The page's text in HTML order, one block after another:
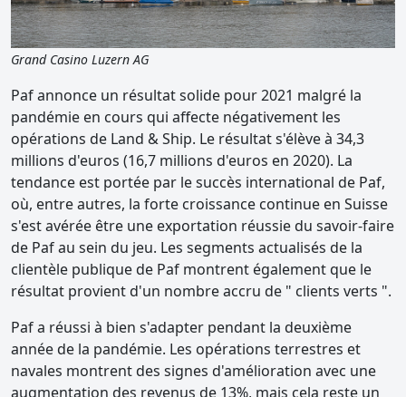
Grand Casino Luzern AG
Paf annonce un résultat solide pour 2021 malgré la
pandémie en cours qui affecte négativement les
opérations de Land & Ship. Le résultat s'élève à 34,3
millions d'euros (16,7 millions d'euros en 2020). La
tendance est portée par le succès international de Paf,
où, entre autres, la forte croissance continue en Suisse
s'est avérée être une exportation réussie du savoir-faire
de Paf au sein du jeu. Les segments actualisés de la
clientèle publique de Paf montrent également que le
résultat provient d'un nombre accru de " clients verts ".
Paf a réussi à bien s'adapter pendant la deuxième
année de la pandémie. Les opérations terrestres et
navales montrent des signes d'amélioration avec une
augmentation des revenus de 13%, mais cela reste un